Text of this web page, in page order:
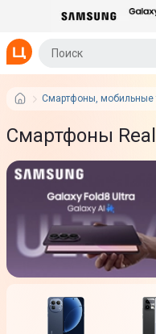
Смартфоны, мобильные
Смартфоны